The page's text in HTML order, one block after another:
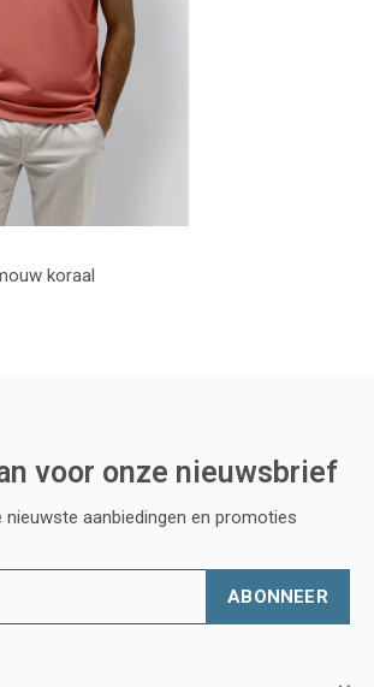
koraal
voor onze nieuwsbrief
nieuwste aanbiedingen en promoties
ABONNEER